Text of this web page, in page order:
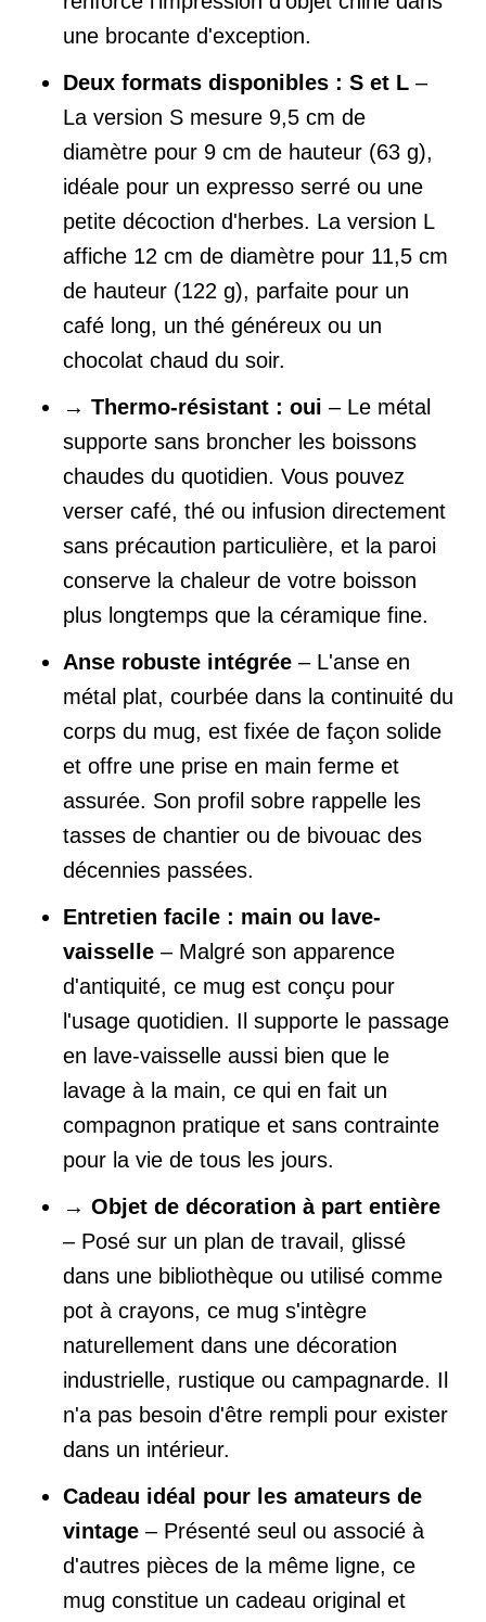
une brocante d'exception.
Deux formats disponibles : S et L –
La version S mesure 9,5 cm de
diamètre pour 9 cm de hauteur (63 g),
idéale pour un expresso serré ou une
petite décoction d'herbes. La version L
affiche 12 cm de diamètre pour 11,5 cm
de hauteur (122 g), parfaite pour un
café long, un thé généreux ou un
chocolat chaud du soir.
→ Thermo-résistant : oui – Le métal
supporte sans broncher les boissons
chaudes du quotidien. Vous pouvez
verser café, thé ou infusion directement
sans précaution particulière, et la paroi
conserve la chaleur de votre boisson
plus longtemps que la céramique fine.
Anse robuste intégrée – L'anse en
métal plat, courbée dans la continuité du
corps du mug, est fixée de façon solide
et offre une prise en main ferme et
assurée. Son profil sobre rappelle les
tasses de chantier ou de bivouac des
décennies passées.
Entretien facile : main ou lave-
vaisselle – Malgré son apparence
d'antiquité, ce mug est conçu pour
l'usage quotidien. Il supporte le passage
en lave-vaisselle aussi bien que le
lavage à la main, ce qui en fait un
compagnon pratique et sans contrainte
pour la vie de tous les jours.
→ Objet de décoration à part entière
– Posé sur un plan de travail, glissé
dans une bibliothèque ou utilisé comme
pot à crayons, ce mug s'intègre
naturellement dans une décoration
industrielle, rustique ou campagnarde. Il
n'a pas besoin d'être rempli pour exister
dans un intérieur.
Cadeau idéal pour les amateurs de
vintage – Présenté seul ou associé à
d'autres pièces de la même ligne, ce
mug constitue un cadeau original et